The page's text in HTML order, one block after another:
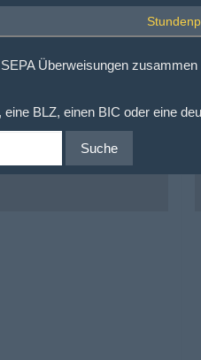
Überweisungen zusammen
BLZ, einen BIC oder eine
Suche